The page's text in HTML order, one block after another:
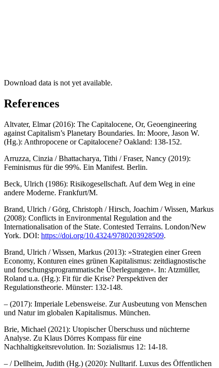
Download data is not yet available.
References
Altvater, Elmar (2016): The Capitalocene, Or, Geoengineering
against Capitalism’s Planetary Boundaries. In: Moore, Jason W.
(Hg.): Anthropocene or Capitalocene? Oakland: 138-152.
Arruzza, Cinzia / Bhattacharya, Tithi / Fraser, Nancy (2019):
Feminismus für die 99%. Ein Manifest. Berlin.
Beck, Ulrich (1986): Risikogesellschaft. Auf dem Weg in eine
andere Moderne. Frankfurt/M.
Brand, Ulrich / Görg, Christoph / Hirsch, Joachim / Wissen, Markus
(2008): Conflicts in Environmental Regulation and the
Internationalisation of the State. Contested Terrains. London/New
York. DOI: https://doi.org/10.4324/9780203928509.
Brand, Ulrich / Wissen, Markus (2013): »Strategien einer Green
Economy, Konturen eines grünen Kapitalismus: zeitdiagnostische
und forschungsprogrammatische Überlegungen«. In: Atzmüller,
Roland u.a. (Hg.): Fit für die Krise? Perspektiven der
Regulationstheorie. Münster: 132-148.
– (2017): Imperiale Lebensweise. Zur Ausbeutung von Menschen
und Natur im globalen Kapitalismus. München.
Brie, Michael (2021): Utopischer Überschuss und nüchterne
Analyse. Zu Klaus Dörres Kompass für eine
Nachhaltigkeitsrevolution. In: Sozialismus 12: 14-18.
– / Dellheim, Judith (Hg.) (2020): Nulltarif. Luxus des Öffentlichen